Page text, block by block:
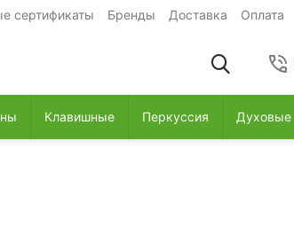
сертификаты Бренды Доставка Оплата
Клавишные Перкуссия Духовые